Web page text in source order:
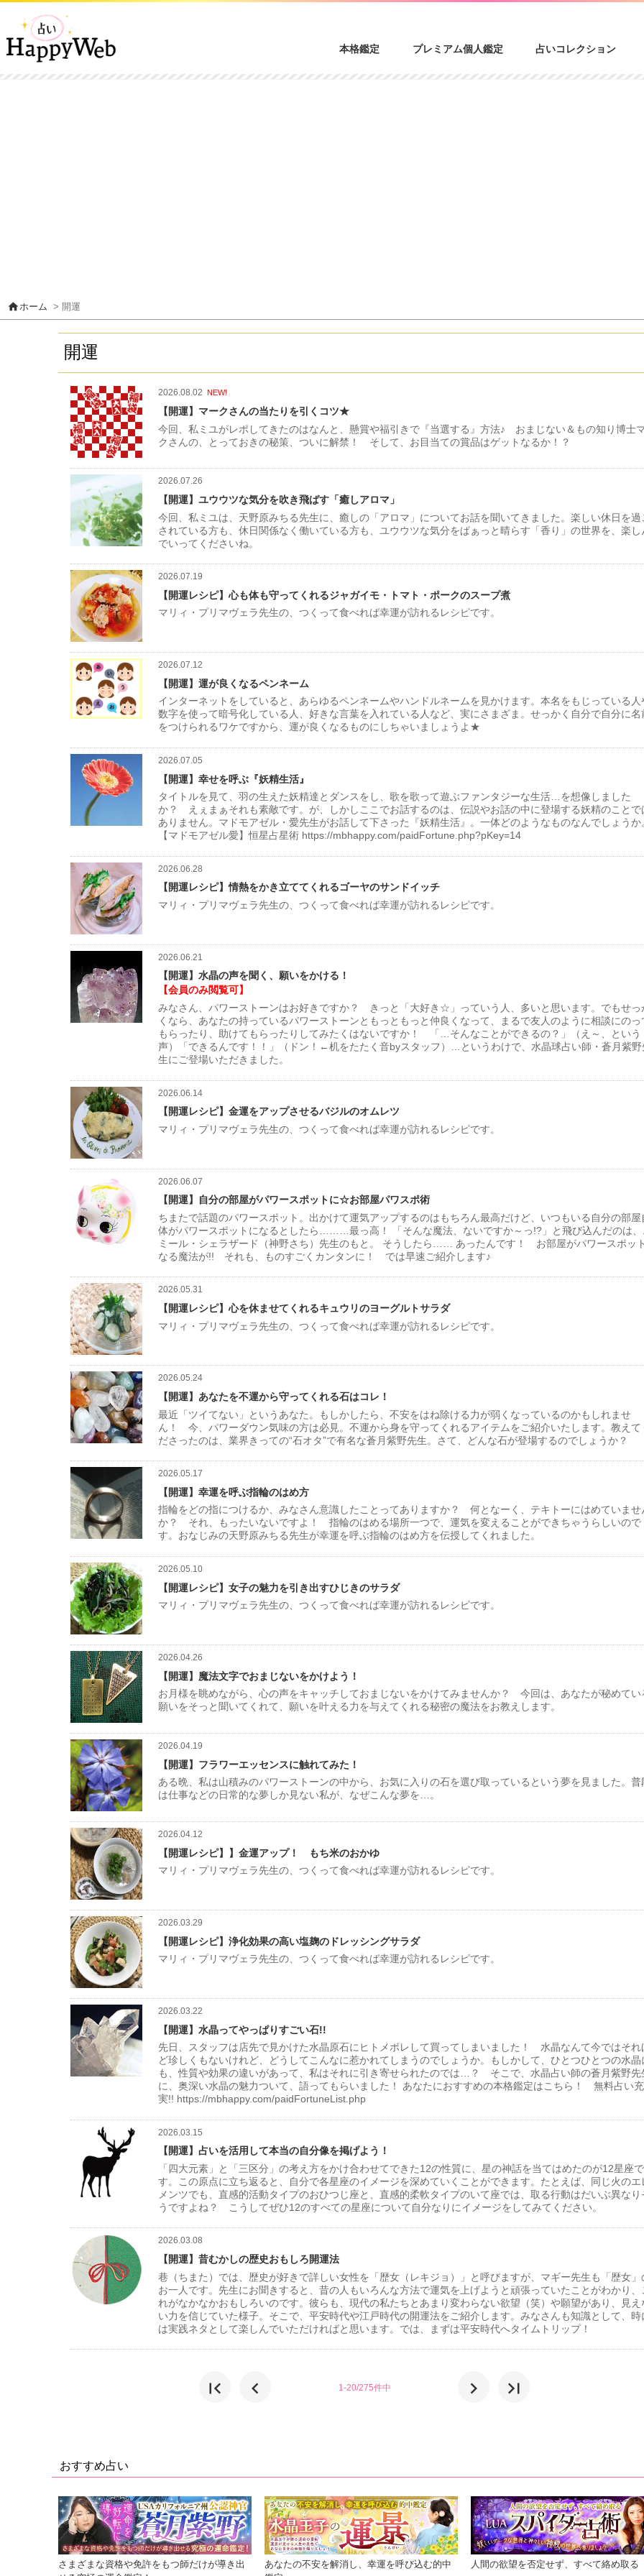
本格鑑定 プレミアム個人鑑定 占いコレクション
homeホーム > 開運
開運
2026.08.02 NEW!
【開運】マークさんの当たりを引くコツ★
今回、私ミユがレポしてきたのはなんと、懸賞や福引きで『当選する』方法♪ おまじない＆もの知り博士
クさんの、とっておきの秘策、ついに解禁！ そして、お目当ての賞品はゲットなるか！？
2026.07.26
【開運】ユウウツな気分を吹き飛ばす「癒しアロマ」
今回、私ミユは、天野原みちる先生に、癒しの「アロマ」についてお話を聞いてきました。楽しい休日を過
されている方も、休日関係なく働いている方も、ユウウツな気分をぱぁっと晴らす「香り」の世界を、楽し
でいってくださいね。
2026.07.19
【開運レシピ】心も体も守ってくれるジャガイモ・トマト・ポークのスープ煮
マリィ・プリマヴェラ先生の、つくって食べれば幸運が訪れるレシピです。
2026.07.12
【開運】運が良くなるペンネーム
インターネットをしていると、あらゆるペンネームやハンドルネームを見かけます。本名をもじっている人
数字を使って暗号化している人、好きな言葉を入れている人など、実にさまざま。せっかく自分で自分に名
をつけられるワケですから、運が良くなるものにしちゃいましょうよ★
2026.07.05
【開運】幸せを呼ぶ『妖精生活』
タイトルを見て、羽の生えた妖精達とダンスをし、歌を歌って遊ぶファンタジーな生活…を想像しました
か？ えぇまぁそれも素敵です。が、しかしここでお話するのは、伝説やお話の中に登場する妖精のことで
ありません。マドモアゼル・愛先生がお話して下さった『妖精生活』。一体どのようなものなんでしょうか
【マドモアゼル愛】恒星占星術 https://mbhappy.com/paidFortune.php?pKey=14
2026.06.28
【開運レシピ】情熱をかき立ててくれるゴーヤのサンドイッチ
マリィ・プリマヴェラ先生の、つくって食べれば幸運が訪れるレシピです。
2026.06.21
【開運】水晶の声を聞く、願いをかける！
【会員のみ閲覧可】
みなさん、パワーストーンはお好きですか？ きっと「大好き☆」っていう人、多いと思います。でもせっ
くなら、あなたの持っているパワーストーンともっともっと仲良くなって、まるで友人のように相談にのっ
もらったり、助けてもらったりしてみたくはないですか！ 「…そんなことができるの？」（え～、という
声）「できるんです！！」（ドン！←机をたたく音byスタッフ）…というわけで、水晶球占い師・蒼月紫野
生にご登場いただきました。
2026.06.14
【開運レシピ】金運をアップさせるバジルのオムレツ
マリィ・プリマヴェラ先生の、つくって食べれば幸運が訪れるレシピです。
2026.06.07
【開運】自分の部屋がパワースポットに☆お部屋パワスポ術
ちまたで話題のパワースポット。出かけて運気アップするのはもちろん最高だけど、いつもいる自分の部屋
体がパワースポットになるとしたら………最っ高！ 「そんな魔法、ないですか～っ!?」と飛び込んだのは
ミール・シェラザード（神野さち）先生のもと。 そうしたら…… あったんです！ お部屋がパワースポッ
なる魔法が!! それも、ものすごくカンタンに！ では早速ご紹介します♪
2026.05.31
【開運レシピ】心を休ませてくれるキュウリのヨーグルトサラダ
マリィ・プリマヴェラ先生の、つくって食べれば幸運が訪れるレシピです。
2026.05.24
【開運】あなたを不運から守ってくれる石はコレ！
最近「ツイてない」というあなた。もしかしたら、不安をはね除ける力が弱くなっているのかもしれませ
ん！ 今、パワーダウン気味の方は必見。不運から身を守ってくれるアイテムをご紹介いたします。教えて
ださったのは、業界きっての“石オタ”で有名な蒼月紫野先生。さて、どんな石が登場するのでしょうか？
2026.05.17
【開運】幸運を呼ぶ指輪のはめ方
指輪をどの指につけるか、みなさん意識したことってありますか？ 何となーく、テキトーにはめていませ
か？ それ、もったいないですよ！ 指輪のはめる場所一つで、運気を変えることができちゃうらしいので
す。おなじみの天野原みちる先生が幸運を呼ぶ指輪のはめ方を伝授してくれました。
2026.05.10
【開運レシピ】女子の魅力を引き出すひじきのサラダ
マリィ・プリマヴェラ先生の、つくって食べれば幸運が訪れるレシピです。
2026.04.26
【開運】魔法文字でおまじないをかけよう！
お月様を眺めながら、心の声をキャッチしておまじないをかけてみませんか？ 今回は、あなたが秘めてい
願いをそっと聞いてくれて、願いを叶える力を与えてくれる秘密の魔法をお教えします。
2026.04.19
【開運】フラワーエッセンスに触れてみた！
ある晩、私は山積みのパワーストーンの中から、お気に入りの石を選び取っているという夢を見ました。普
は仕事などの日常的な夢しか見ない私が、なぜこんな夢を…。
2026.04.12
【開運レシピ】】金運アップ！ もち米のおかゆ
マリィ・プリマヴェラ先生の、つくって食べれば幸運が訪れるレシピです。
2026.03.29
【開運レシピ】浄化効果の高い塩麹のドレッシングサラダ
マリィ・プリマヴェラ先生の、つくって食べれば幸運が訪れるレシピです。
2026.03.22
【開運】水晶ってやっぱりすごい石!!
先日、スタッフは店先で見かけた水晶原石にヒトメボレして買ってしまいました！ 水晶なんて今ではそれ
ど珍しくもないけれど、どうしてこんなに惹かれてしまうのでしょうか。もしかして、ひとつひとつの水晶
も、性質や効果の違いがあって、私はそれに引き寄せられたのでは…？ そこで、水晶占い師の蒼月紫野先
に、奥深い水晶の魅力ついて、語ってもらいました！ あなたにおすすめの本格鑑定はこちら！ 無料占い充
実!! https://mbhappy.com/paidFortuneList.php
2026.03.15
【開運】占いを活用して本当の自分像を掲げよう！
「四大元素」と「三区分」の考え方をかけ合わせてできた12の性質に、星の神話を当てはめたのが12星座で
す。この原点に立ち返ると、自分で各星座のイメージを深めていくことができます。たとえば、同じ火のエ
メンツでも、直感的活動タイプのおひつじ座と、直感的柔軟タイプのいて座では、取る行動はだいぶ異なり
うですよね？ こうしてぜひ12のすべての星座について自分なりにイメージをしてみてください。
2026.03.08
【開運】昔むかしの歴史おもしろ開運法
巷（ちまた）では、歴史が好きで詳しい女性を「歴女（レキジョ）」と呼びますが、マギー先生も「歴女」
お一人です。先生にお聞きすると、昔の人もいろんな方法で運気を上げようと頑張っていたことがわかり、
れがなかなかおもしろいのです。彼らも、現代の私たちとあまり変わらない欲望（笑）や願望があり、見え
い力を信じていた様子。そこで、平安時代や江戸時代の開運法をご紹介します。みなさんも知識として、時
は実践ネタとして楽しんでいただければと思います。では、まずは平安時代へタイムトリップ！
first_page chevron_left 1-20/275件中 chevron_right last_page
おすすめ占い
さまざまな資格や免許をもつ師だけが導き出
あなたの不安を解消し、幸運を呼び込む的中
人間の欲望を否定せず、すべて絡め取る